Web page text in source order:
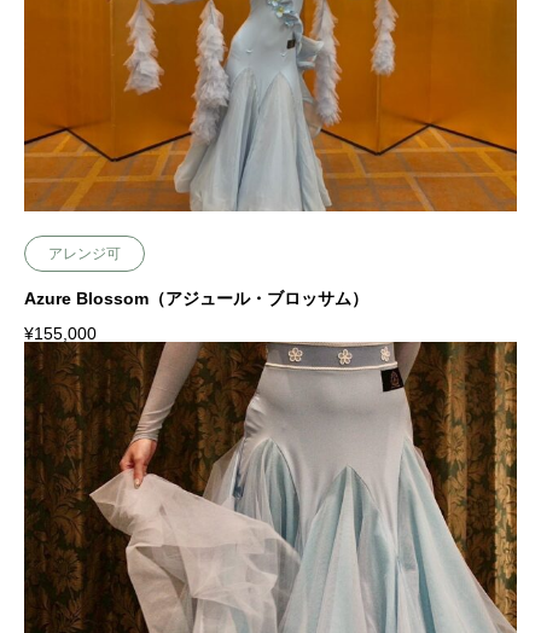
アレンジ可
Azure Blossom（アジュール・ブロッサム）
¥155,000